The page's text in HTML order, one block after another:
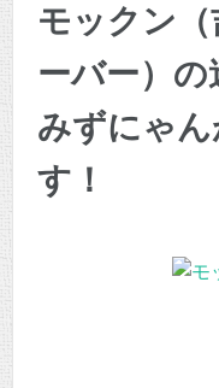
モックン
ーバー）の
みずにゃ
す！